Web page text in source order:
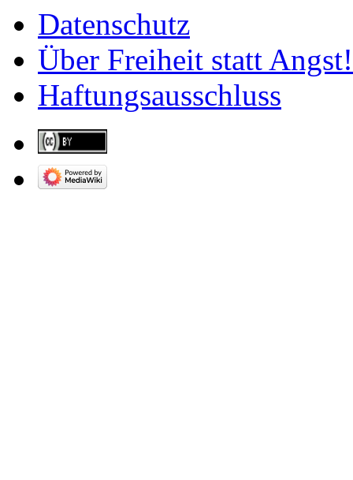
Datenschutz
Über Freiheit statt Angst!
Haftungsausschluss